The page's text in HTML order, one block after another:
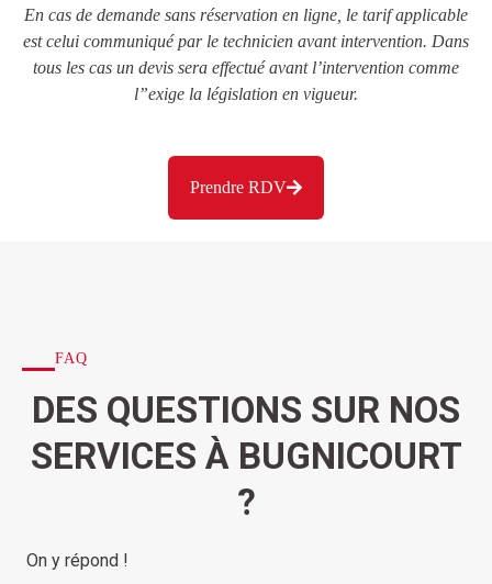
En cas de demande sans réservation en ligne, le tarif applicable
est celui communiqué par le technicien avant intervention. Dans
tous les cas un devis sera effectué avant l’intervention comme
l”exige la législation en vigueur.
Prendre RDV
FAQ
DES QUESTIONS SUR NOS
SERVICES À BUGNICOURT
?
On y répond !